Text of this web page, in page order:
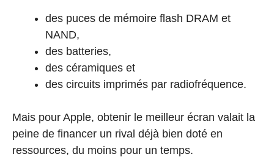
des puces de mémoire flash DRAM et
NAND,
des batteries,
des céramiques et
des circuits imprimés par radiofréquence.
Mais pour Apple, obtenir le meilleur écran valait la
peine de financer un rival déjà bien doté en
ressources, du moins pour un temps.